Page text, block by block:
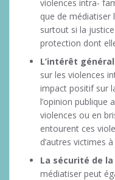
violences intra-
que de médiatiser
surtout si la
protection dont
L’intérêt général
sur les violences
impact positif sur
l’opinion publique
violences ou en
entourent ces
d’autres victimes
La sécurité de
médiatiser peut